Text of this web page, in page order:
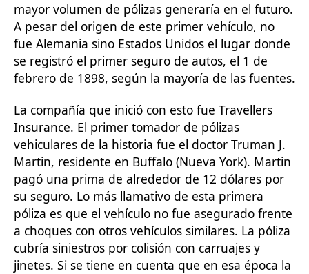
mayor volumen de pólizas generaría en el futuro.
A pesar del origen de este primer vehículo, no
fue Alemania sino Estados Unidos el lugar donde
se registró el primer seguro de autos, el 1 de
febrero de 1898, según la mayoría de las fuentes.
La compañía que inició con esto fue Travellers
Insurance. El primer tomador de pólizas
vehiculares de la historia fue el doctor Truman J.
Martin, residente en Buffalo (Nueva York). Martin
pagó una prima de alrededor de 12 dólares por
su seguro. Lo más llamativo de esta primera
póliza es que el vehículo no fue asegurado frente
a choques con otros vehículos similares. La póliza
cubría siniestros por colisión con carruajes y
jinetes. Si se tiene en cuenta que en esa época la